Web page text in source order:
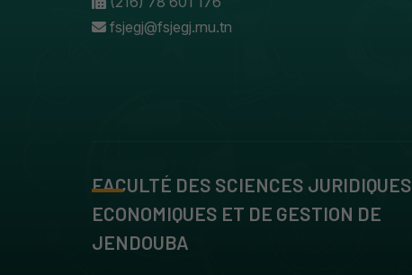
fsjegj@fsjegj.rnu.tn
FACULTÉ DES SCIENCES JURIDIQUES
ECONOMIQUES ET DE GESTION DE
JENDOUBA